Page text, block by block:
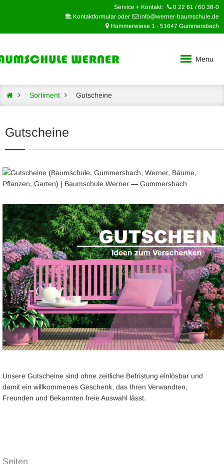
Service + Kontakt:
0 22 61 / 60 38-0
Kontaktformular oder
info@werner-baumschule.de
Hammerwiese 1 · 51647 Gummersbach
Menu
Sortiment Gutscheine
Gutscheine
Unsere Gutscheine sind ohne zeitliche Befristung einlösbar und
damit ein willkommenes Geschenk, das Ihren Verwandten,
Freunden und Bekannten freie Auswahl lässt.
Seiten